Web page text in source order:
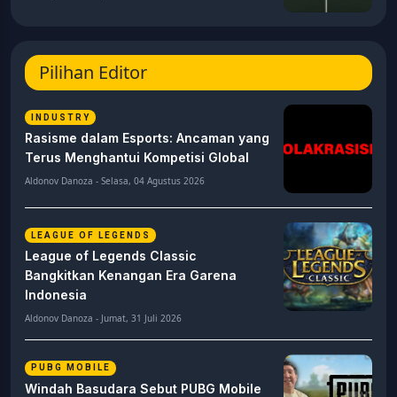
Pilihan Editor
INDUSTRY
Rasisme dalam Esports: Ancaman yang
Terus Menghantui Kompetisi Global
Aldonov Danoza - Selasa, 04 Agustus 2026
LEAGUE OF LEGENDS
League of Legends Classic
Bangkitkan Kenangan Era Garena
Indonesia
Aldonov Danoza - Jumat, 31 Juli 2026
PUBG MOBILE
Windah Basudara Sebut PUBG Mobile